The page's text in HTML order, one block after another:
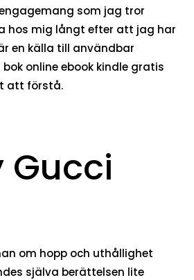
som jag tror
hos mig långt efter att jag har
en källa till användbar
online ebook kindle gratis
att förstå.
Gucci
om hopp och uthållighet
själva berättelsen lite